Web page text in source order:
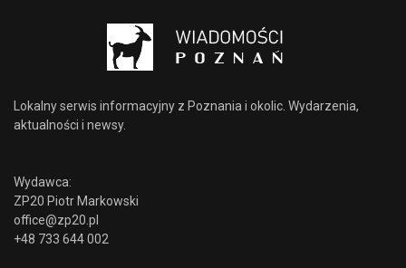
Lokalny serwis informacyjny z Poznania i okolic. Wydarzenia,
aktualności i newsy.
Wydawca:
ZP20 Piotr Markowski
office@zp20.pl
+48 733 644 002